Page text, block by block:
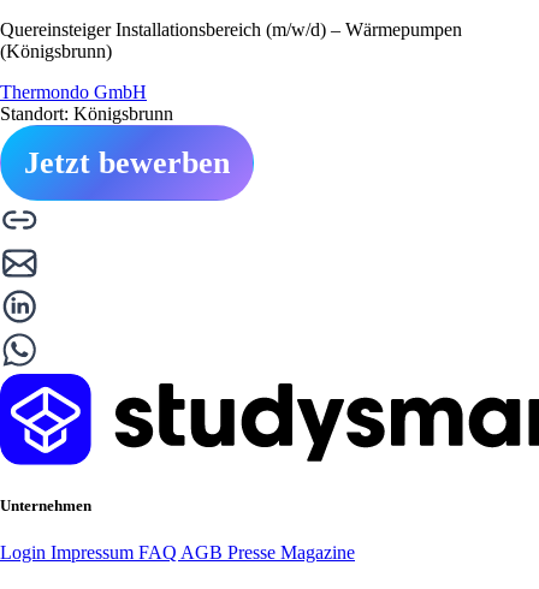
Quereinsteiger Installationsbereich (m/w/d) – Wärmepumpen
(Königsbrunn)
Thermondo GmbH
Standort: Königsbrunn
Jetzt bewerben
Unternehmen
Login Impressum FAQ AGB Presse Magazine